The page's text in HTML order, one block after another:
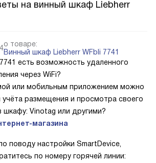
на винный шкаф Liebherr
о товаре:
Винный шкаф Liebherr WFbli 7741
есть возможность удаленного
через WiFi?
или мобильным приложением можно
учёта размещения и просмотра своего
шкафу: Vinotag или другими?
магазина
поводу настройки SmartDevice,
по номеру горячей линии: